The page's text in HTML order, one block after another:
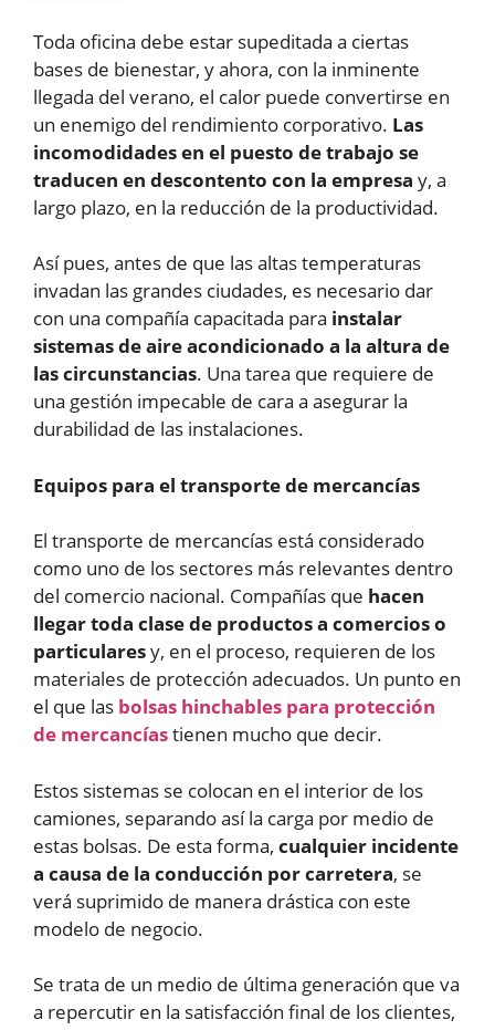
Toda oficina debe estar supeditada a ciertas
bases de bienestar, y ahora, con la inminente
llegada del verano, el calor puede convertirse en
un enemigo del rendimiento corporativo. Las
incomodidades en el puesto de trabajo se
traducen en descontento con la empresa y, a
largo plazo, en la reducción de la productividad.
Así pues, antes de que las altas temperaturas
invadan las grandes ciudades, es necesario dar
con una compañía capacitada para instalar
sistemas de aire acondicionado a la altura de
las circunstancias. Una tarea que requiere de
una gestión impecable de cara a asegurar la
durabilidad de las instalaciones.
Equipos para el transporte de mercancías
El transporte de mercancías está considerado
como uno de los sectores más relevantes dentro
del comercio nacional. Compañías que hacen
llegar toda clase de productos a comercios o
particularesy, en el proceso, requieren de los
materiales de protección adecuados. Un punto en
el que las bolsas hinchables para protección
de mercancíastienen mucho que decir.
Estos sistemas se colocan en el interior de los
camiones, separando así la carga por medio de
estas bolsas. De esta forma, cualquier incidente
a causa de la conducción por carretera, se
verá suprimido de manera drástica con este
modelo de negocio.
Se trata de un medio de última generación que va
a repercutir en la satisfacción final de los clientes,